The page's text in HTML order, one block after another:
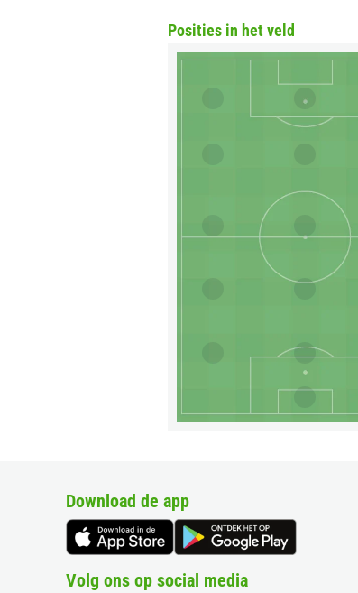
Posities in het veld
Download de app
Volg ons op social media